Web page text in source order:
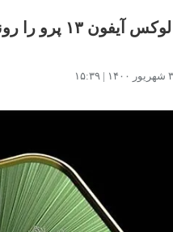
| ۱۵:۳۹
۱۰۲,۹۹۹,۰۰۰ تومان